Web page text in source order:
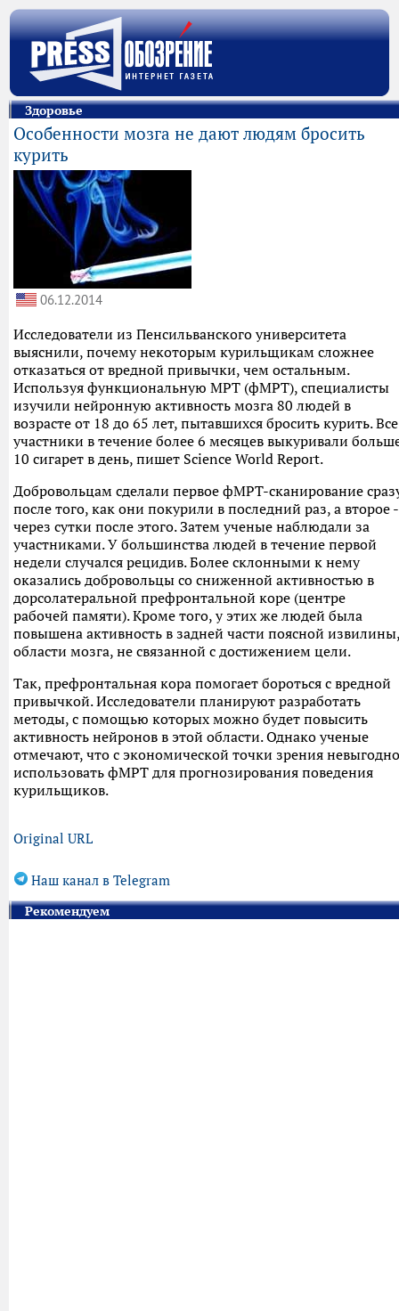
Здоровье
Особенности мозга не дают людям бросить
курить
06.12.2014
Исследователи из Пенсильванского университета
выяснили, почему некоторым курильщикам сложнее
отказаться от вредной привычки, чем остальным.
Используя функциональную МРТ (фМРТ), специалисты
изучили нейронную активность мозга 80 людей в
возрасте от 18 до 65 лет, пытавшихся бросить курить. Все
участники в течение более 6 месяцев выкуривали
10 сигарет в день, пишет Science World Report.
Добровольцам сделали первое фМРТ-сканирование
после того, как они покурили в последний раз, а второе -
через сутки после этого. Затем ученые наблюдали за
участниками. У большинства людей в течение первой
недели случался рецидив. Более склонными к нему
оказались добровольцы со сниженной активностью в
дорсолатеральной префронтальной коре (центре
рабочей памяти). Кроме того, у этих же людей была
повышена активность в задней части поясной извилины,
области мозга, не связанной с достижением цели.
Так, префронтальная кора помогает бороться с вредной
привычкой. Исследователи планируют разработать
методы, с помощью которых можно будет повысить
активность нейронов в этой области. Однако ученые
отмечают, что с экономической точки зрения невыгодно
использовать фМРТ для прогнозирования поведения
курильщиков.
Original URL
Наш канал в Telegram
Рекомендуем